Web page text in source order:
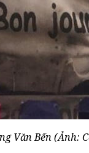
Văn Bến (Ảnh: